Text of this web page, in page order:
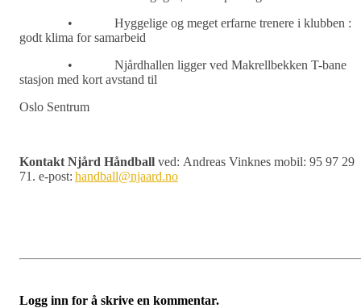
• Hyggelige og meget erfarne trenere i klubben :
godt klima forsamarbeid
• Njårdhallen ligger ved Makrellbekken T-bane
stasjon med kort avstand til
Oslo Sentrum
Kontakt Njård Håndball ved: Andreas Vinknes mobil: 95 97 29
71. e-post: handball@njaard.no
Logg inn for å skrive en kommentar.